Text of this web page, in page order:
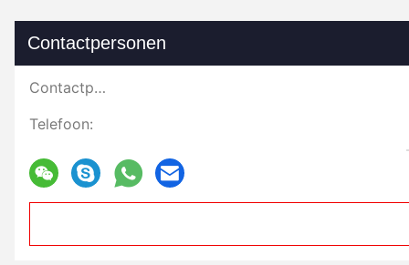
Contactpersonen
Contactpersonen:
Telefoon: